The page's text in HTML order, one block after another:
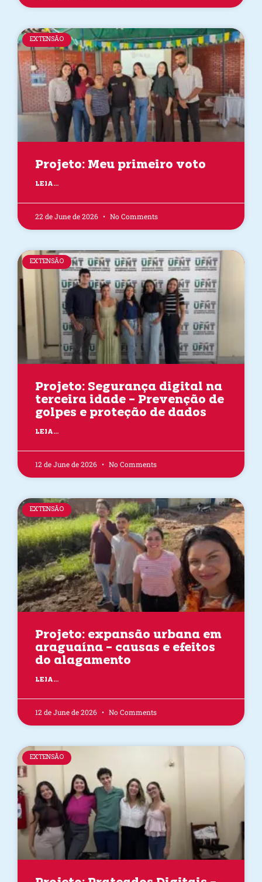
EXTENSÃO
Projeto: Meu primeiro voto
LEIA...
22 de June de 2026 No Comments
EXTENSÃO
Projeto: Segurança digital na
terceira idade – Prevenção de
golpes e proteção de dados
LEIA...
12 de June de 2026 No Comments
EXTENSÃO
Projeto: expansão urbana em
araguaína – causas e efeitos
do alagamento
LEIA...
12 de June de 2026 No Comments
EXTENSÃO